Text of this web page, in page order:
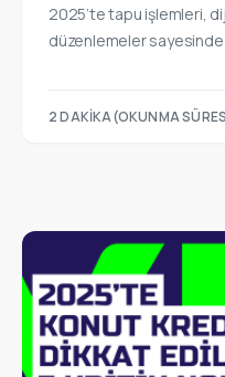
2025’te tapu işlemleri,
düzenlemeler sayesinde
2 DAKIKA(OKUNMA